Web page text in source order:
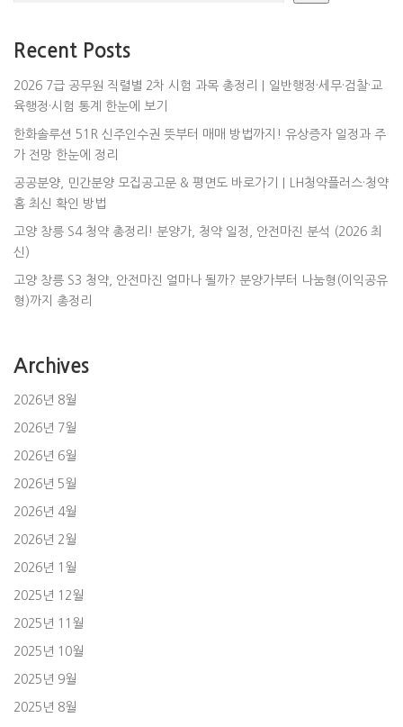
Recent Posts
2026 7급 공무원 직렬별 2차 시험 과목 총정리｜일반행정·세무·검찰·교
육행정·시험 통계 한눈에 보기
한화솔루션 51R 신주인수권 뜻부터 매매 방법까지! 유상증자 일정과 주
가 전망 한눈에 정리
공공분양, 민간분양 모집공고문 & 평면도 바로가기｜LH청약플러스·청약
홈 최신 확인 방법
고양 창릉 S4 청약 총정리! 분양가, 청약 일정, 안전마진 분석 (2026 최
신)
고양 창릉 S3 청약, 안전마진 얼마나 될까? 분양가부터 나눔형(이익공유
형)까지 총정리
Archives
2026년 8월
2026년 7월
2026년 6월
2026년 5월
2026년 4월
2026년 2월
2026년 1월
2025년 12월
2025년 11월
2025년 10월
2025년 9월
2025년 8월